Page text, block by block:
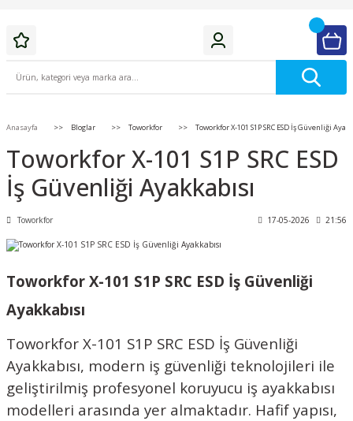
Anasayfa Bloglar Toworkfor Toworkfor X-101 S1P SRC ESD İş Güvenliği
Toworkfor X-101 S1P SRC ESD
İş Güvenliği Ayakkabısı
Toworkfor 17-05-2026 21:56
Toworkfor X-101 S1P SRC ESD İş Güvenliği
Ayakkabısı
Toworkfor X-101 S1P SRC ESD İş Güvenliği
Ayakkabısı, modern iş güvenliği teknolojileri ile
geliştirilmiş profesyonel koruyucu iş ayakkabısı
modelleri arasında yer almaktadır. Hafif yapısı,